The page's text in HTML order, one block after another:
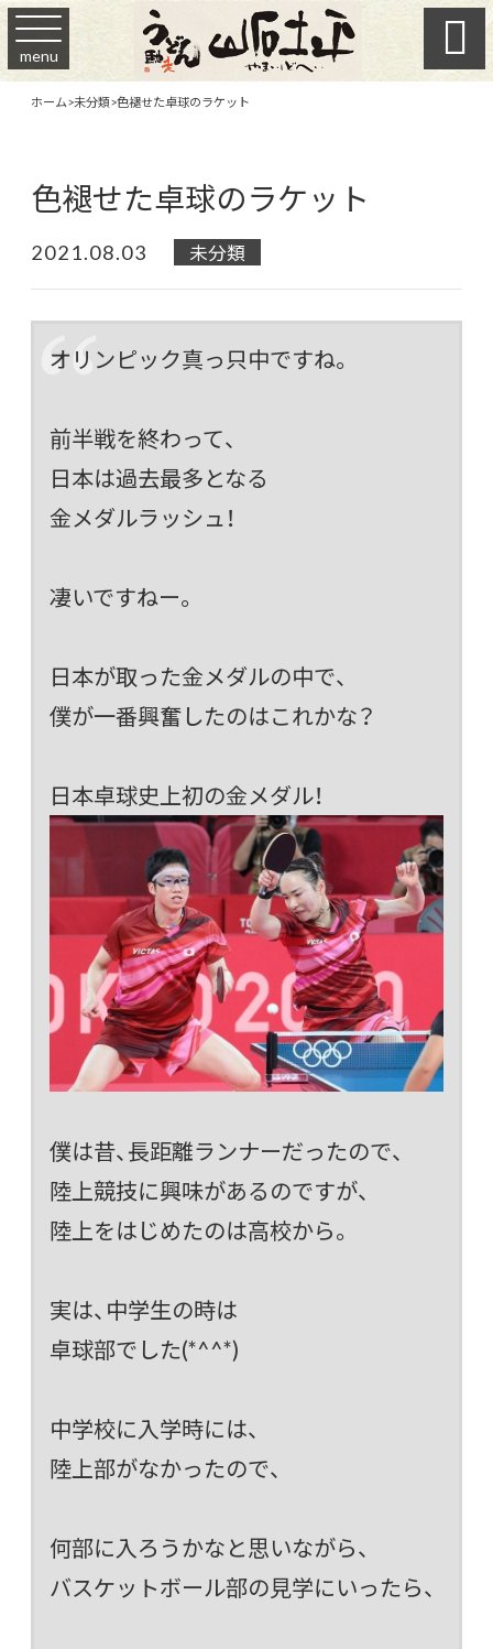
menu 
ホーム>未分類>色褪せた卓球のラケット
色褪せた卓球のラケット
2021.08.03 未分類
オリンピック真っ只中ですね。
前半戦を終わって、
日本は過去最多となる
金メダルラッシュ！
凄いですねー。
日本が取った金メダルの中で、
僕が一番興奮したのはこれかな？
日本卓球史上初の金メダル！
僕は昔、長距離ランナーだったので、
陸上競技に興味があるのですが、
陸上をはじめたのは高校から。
実は、中学生の時は
卓球部でした(*^^*)
中学校に入学時には、
陸上部がなかったので、
何部に入ろうかなと思いながら、
バスケットボール部の見学にいったら、